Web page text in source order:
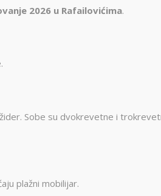
2026 u Rafailovićima.
Sobe su dvokrevetne i
plažni mobilijar.